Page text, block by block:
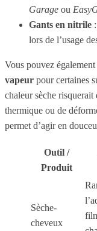
Garage ou
Gants en nitrile
lors de l’usage
Vous pouvez
vapeur pour certaines
chaleur sèche
thermique ou de
permet d’agir en
Outil /
Produit
Sèche-
cheveux